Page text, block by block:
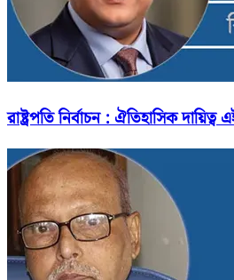
রাষ্ট্রপতি নির্বাচন : ঐতিহাসিক